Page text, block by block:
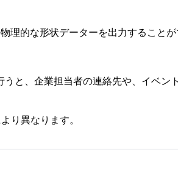
理的な形状データーを出力すること
うと、企業担当者の連絡先や、イベン
り異なります。